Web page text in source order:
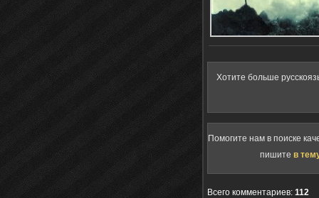
Хотите больше
Помогите нам в поиске
пишите в
Всего комментариев: 112